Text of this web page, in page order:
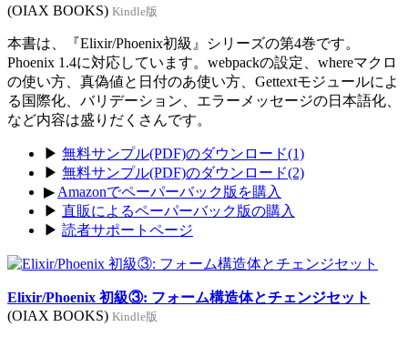
(OIAX BOOKS) Kindle版
本書は、『Elixir/Phoenix初級』シリーズの第4巻です。
Phoenix 1.4に対応しています。webpackの設定、whereマクロ
の使い方、真偽値と日付のあ使い方、Gettextモジュールによ
る国際化、バリデーション、エラーメッセージの日本語化、
など内容は盛りだくさんです。
▶ 無料サンプル(PDF)のダウンロード(1)
▶ 無料サンプル(PDF)のダウンロード(2)
▶ Amazonでペーパーバック版を購入
▶ 直販によるペーパーバック版の購入
▶ 読者サポートページ
Elixir/Phoenix 初級③: フォーム構造体とチェンジセット
(OIAX BOOKS) Kindle版